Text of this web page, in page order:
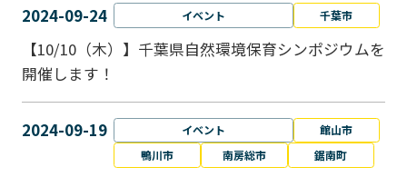
2024-09-24 イベント 千葉市
【10/10（木）】千葉県自然環境保育シンポジウムを
開催します！
2024-09-19 イベント
館山市
鴨川市
南房総市 鋸南町